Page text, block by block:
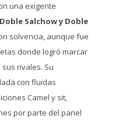
una exigente
Salchow y Doble
solvencia, aunque fue
donde logró marcar
rivales. Su
con fluidas
Camel y sit,
por parte del panel